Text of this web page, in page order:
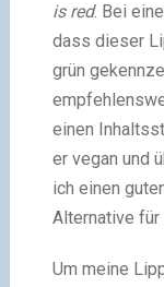
is red. Bei
dass dieser
grün
einen
er vegan und
ich einen
Alternative für
Um meine